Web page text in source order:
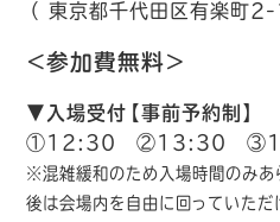
（ 東京都千代田区有楽町
＜参加費無料＞
▼入場受付【事前予約制】
①12:30 ②13:30
※混雑緩和のため入場時間のみあ
後は会場内を自由に回っていただ